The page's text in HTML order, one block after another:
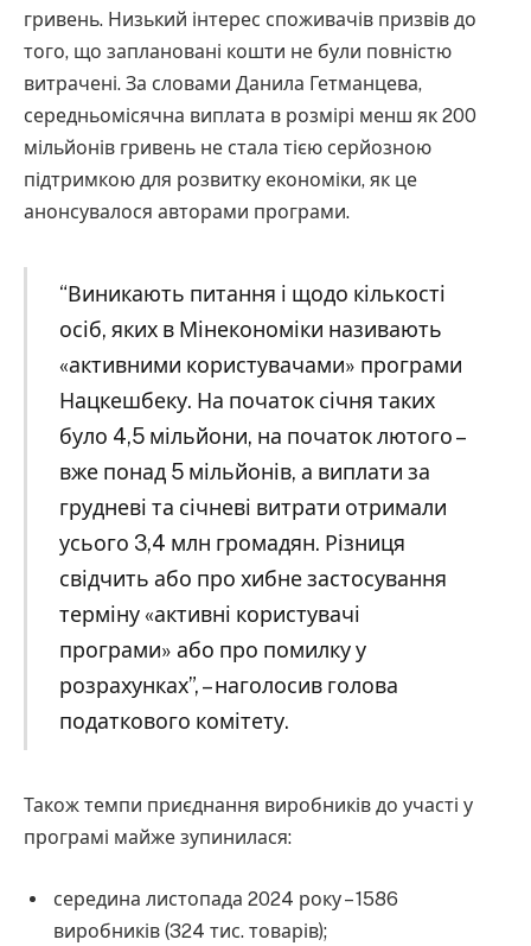
гривень. Низький інтерес споживачів призвів до
того, що заплановані кошти не були повністю
витрачені. За словами Данила Гетманцева,
середньомісячна виплата в розмірі менш як 200
мільйонів гривень не стала тією серйозною
підтримкою для розвитку економіки, як це
анонсувалося авторами програми.
“Виникають питання і щодо кількості
осіб, яких в Мінекономіки називають
«активними користувачами» програми
Нацкешбеку. На початок січня таких
було 4,5 мільйони, на початок лютого –
вже понад 5 мільйонів, а виплати за
грудневі та січневі витрати отримали
усього 3,4 млн громадян. Різниця
свідчить або про хибне застосування
терміну «активні користувачі
програми» або про помилку у
розрахунках”, – наголосив голова
податкового комітету.
Також темпи приєднання виробників до участі у
програмі майже зупинилася:
середина листопада 2024 року – 1586
виробників (324 тис. товарів);